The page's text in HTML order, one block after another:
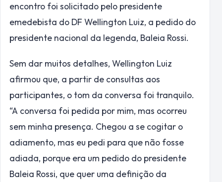
encontro foi solicitado pelo presidente
emedebista do DF Wellington Luiz, a pedido do
presidente nacional da legenda, Baleia Rossi.
Sem dar muitos detalhes, Wellington Luiz
afirmou que, a partir de consultas aos
participantes, o tom da conversa foi tranquilo.
“A conversa foi pedida por mim, mas ocorreu
sem minha presença. Chegou a se cogitar o
adiamento, mas eu pedi para que não fosse
adiada, porque era um pedido do presidente
Baleia Rossi, que quer uma definição da